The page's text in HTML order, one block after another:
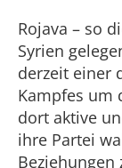
Rojava – so
Syrien
derzeit einer
Kampfes um
dort aktive
ihre Partei